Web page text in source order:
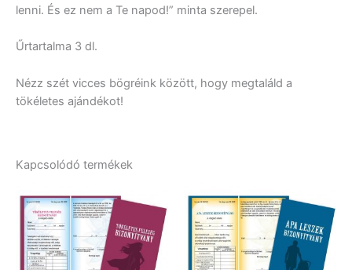
lenni. És ez nem a Te napod!” minta szerepel.
Űrtartalma 3 dl.
Nézz szét vicces bögréink között, hogy megtaláld a
tökéletes ajándékot!
Kapcsolódó termékek